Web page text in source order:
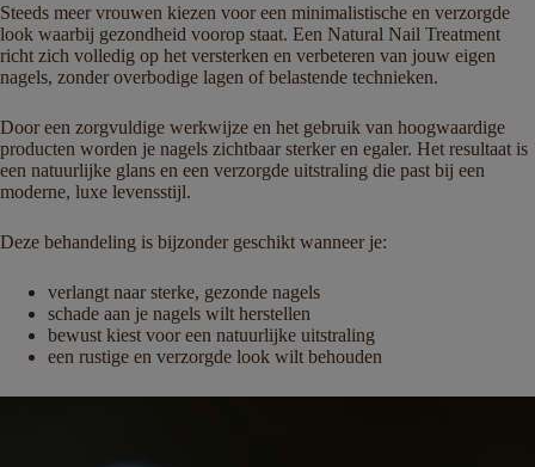
Steeds meer vrouwen kiezen voor een minimalistische en verzorgde
look waarbij gezondheid voorop staat. Een Natural Nail Treatment
richt zich volledig op het versterken en verbeteren van jouw eigen
nagels, zonder overbodige lagen of belastende technieken.
Door een zorgvuldige werkwijze en het gebruik van hoogwaardige
producten worden je nagels zichtbaar sterker en egaler. Het resultaat is
een natuurlijke glans en een verzorgde uitstraling die past bij een
moderne, luxe levensstijl.
Deze behandeling is bijzonder geschikt wanneer je:
verlangt naar sterke, gezonde nagels
schade aan je nagels wilt herstellen
bewust kiest voor een natuurlijke uitstraling
een rustige en verzorgde look wilt behouden